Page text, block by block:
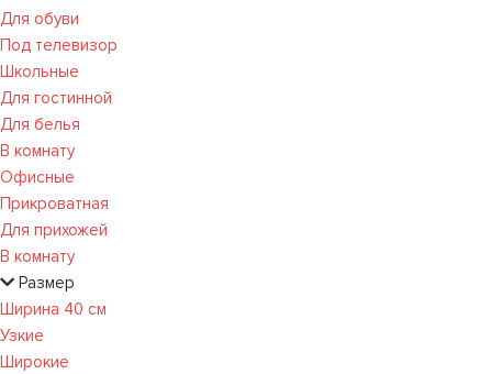
Для обуви
Под телевизор
Школьные
Для гостинной
Для белья
В комнату
Офисные
Прикроватная
Для прихожей
В комнату
Размер
Ширина 40 см
Узкие
Широкие